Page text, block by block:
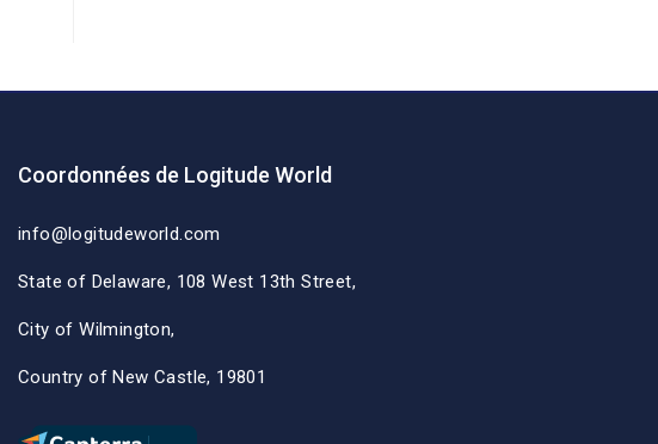
Coordonnées de Logitude World
info@logitudeworld.com
State of Delaware, 108 West 13th Street,
City of Wilmington,
Country of New Castle, 19801